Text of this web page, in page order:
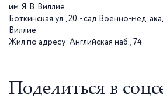
им. Я. В. Виллие
Боткинская ул., 20, - сад Военно-мед.
Виллие
Жил по адресу: Английская наб., 74
Поделиться в